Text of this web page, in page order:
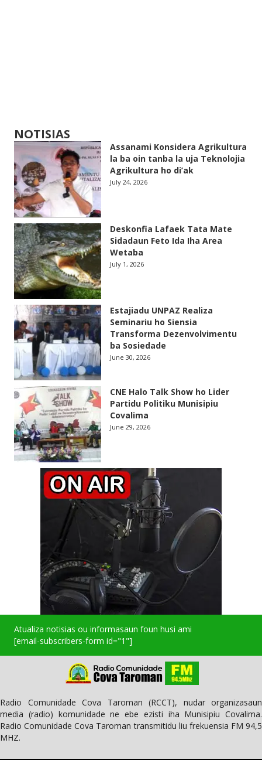
NOTISIAS
Assanami Konsidera Agrikultura
la ba oin tanba la uja Teknolojia
Agrikultura ho di’ak
July 24, 2026
Deskonfia Lafaek Tata Mate
Sidadaun Feto Ida Iha Area
Wetaba
July 1, 2026
Estajiadu UNPAZ Realiza
Seminariu ho Siensia
Transforma Dezenvolvimentu
ba Sosiedade
June 30, 2026
CNE Halo Talk Show ho Lider
Partidu Politiku Munisipiu
Covalima
June 29, 2026
Atualiza notisias ou informasaun foun husi ami
[email-subscribers-form id="1"]
Radio Comunidade Cova Taroman (RCCT), nudar organizasaun
media (radio) komunidade ne ebe ezisti iha Munisipiu Covalima.
Radio Comunidade Cova Taroman transmitidu liu frekuensia FM 94,5
MHZ.